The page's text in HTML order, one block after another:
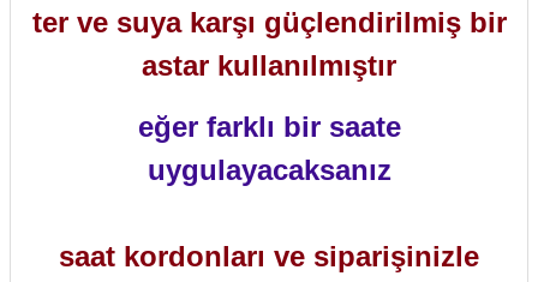
ter ve suya karşı güçlendirilmiş bir
astar kullanılmıştır
eğer farklı bir saate
uygulayacaksanız
saat kordonları ve siparişinizle